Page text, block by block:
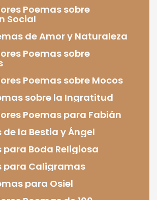
Poemas sobre
Social
de Amor y Naturaleza
Poemas sobre
Poemas sobre Mocos
sobre la Ingratitud
Poemas para Fabián
de la Bestia y Ángel
para Boda Religiosa
para Caligramas
para Osiel